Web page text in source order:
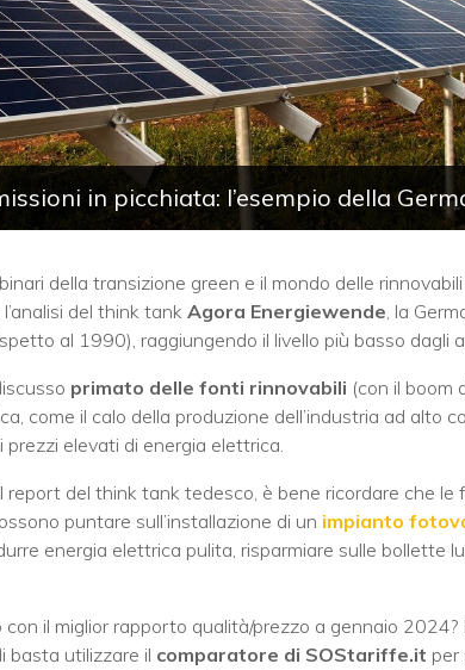
in picchiata: l’esempio della
della transizione green e il mondo delle
del think tank Agora Energiewende, la
al 1990), raggiungendo il livello più basso dagli
primato delle fonti rinnovabili (con il boom
come il calo della produzione dell’industria ad alto
elevati di energia elettrica.
report del think tank tedesco, è bene ricordare che le
puntare sull’installazione di un impianto
energia elettrica pulita, risparmiare sulle bollette
il miglior rapporto qualità/prezzo a gennaio
basta utilizzare il comparatore di SOStariffe.it per